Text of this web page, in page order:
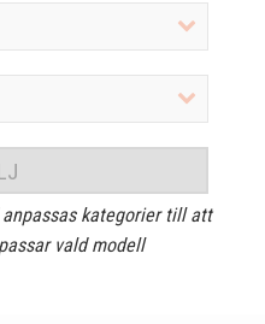
kategorier till att
vald modell